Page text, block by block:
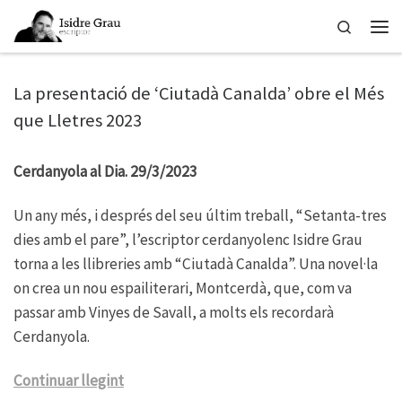
Skip to content
Search
La presentació de ‘Ciutadà Canalda’ obre el Més
que Lletres 2023
Cerdanyola al Dia. 29/3/2023
Un any més, i després del seu últim treball, “Setanta-tres
dies amb el pare”, l’escriptor cerdanyolenc Isidre Grau
torna a les llibreries amb “Ciutadà Canalda”. Una novel·la
on crea un nou espailiterari, Montcerdà, que, com va
passar amb Vinyes de Savall, a molts els recordarà
Cerdanyola.
Continuar llegint